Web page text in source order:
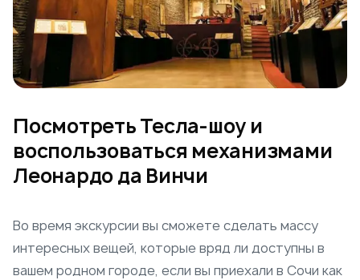
Посмотреть Тесла-шоу и
воспользоваться механизмами
Леонардо да Винчи
Во время экскурсии вы сможете сделать массу
интересных вещей, которые вряд ли доступны в
вашем родном городе, если вы приехали в Сочи как